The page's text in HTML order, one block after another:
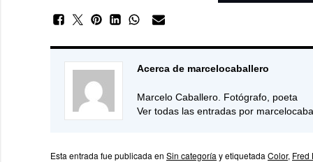
Acerca de marcelocaballero
Marcelo Caballero. Fotógrafo, poeta
Ver todas las entradas por
Esta entrada fue publicada en Sin categoría y etiquetada Color, Fred